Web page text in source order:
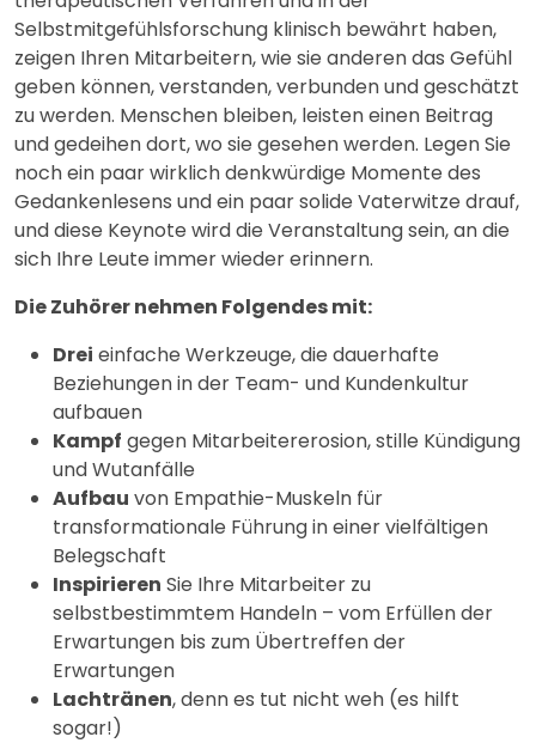
Selbstmitgefühlsforschung klinisch bewährt haben,
zeigen Ihren Mitarbeitern, wie sie anderen das Gefühl
geben können, verstanden, verbunden und geschätzt
zu werden. Menschen bleiben, leisten einen Beitrag
und gedeihen dort, wo sie gesehen werden. Legen Sie
noch ein paar wirklich denkwürdige Momente des
Gedankenlesens und ein paar solide Vaterwitze drauf,
und diese Keynote wird die Veranstaltung sein, an die
sich Ihre Leute immer wieder erinnern.
Die Zuhörer nehmen Folgendes mit:
Drei einfache Werkzeuge, die dauerhafte
Beziehungen in der Team- und Kundenkultur
aufbauen
Kampf gegen Mitarbeitererosion, stille Kündigung
und Wutanfälle
Aufbau von Empathie-Muskeln für
transformationale Führung in einer vielfältigen
Belegschaft
Inspirieren Sie Ihre Mitarbeiter zu
selbstbestimmtem Handeln – vom Erfüllen der
Erwartungen bis zum Übertreffen der
Erwartungen
Lachtränen, denn es tut nicht weh (es hilft
sogar!)